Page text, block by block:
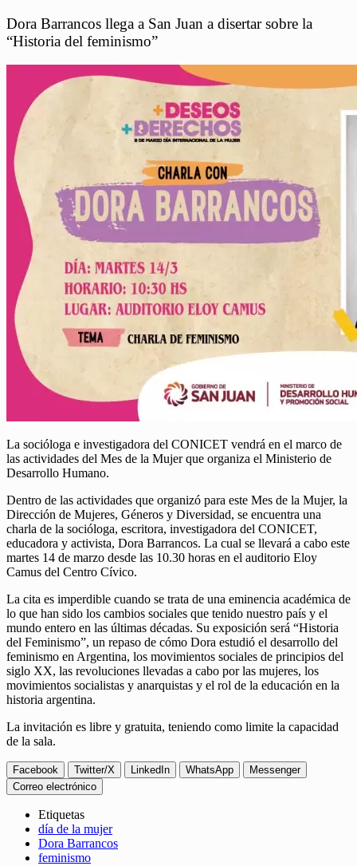
Dora Barrancos llega a San Juan a disertar sobre la
“Historia del feminismo”
La socióloga e investigadora del CONICET vendrá en el marco de
las actividades del Mes de la Mujer que organiza el Ministerio de
Desarrollo Humano.
Dentro de las actividades que organizó para este Mes de la Mujer, la
Dirección de Mujeres, Géneros y Diversidad, se encuentra una
charla de la socióloga, escritora, investigadora del CONICET,
educadora y activista, Dora Barrancos. La cual se llevará a cabo este
martes 14 de marzo desde las 10.30 horas en el auditorio Eloy
Camus del Centro Cívico.
La cita es imperdible cuando se trata de una eminencia académica de
lo que han sido los cambios sociales que tenido nuestro país y el
mundo entero en las últimas décadas. Su exposición será “Historia
del Feminismo”, un repaso de cómo Dora estudió el desarrollo del
feminismo en Argentina, los movimientos sociales de principios del
siglo XX, las revoluciones llevadas a cabo por las mujeres, los
movimientos socialistas y anarquistas y el rol de la educación en la
historia argentina.
La invitación es libre y gratuita, teniendo como limite la capacidad
de la sala.
Facebook Twitter/X LinkedIn WhatsApp
Messenger
Correo electrónico
Etiquetas
día de la mujer
Dora Barrancos
feminismo